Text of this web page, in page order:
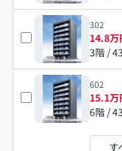
302
14.8万
3階 /
602
15.1万
6階 /
す